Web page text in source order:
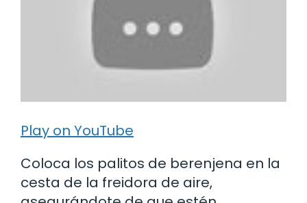
Play on YouTube
Coloca los palitos de berenjena en la
cesta de la freidora de aire,